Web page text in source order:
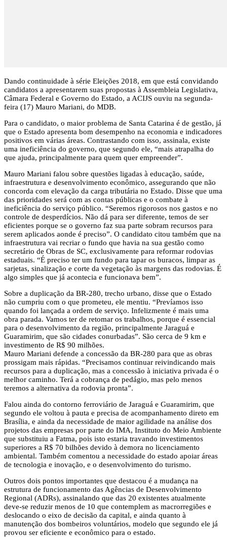
Dando continuidade à série Eleições 2018, em que está convidando
candidatos a apresentarem suas propostas à Assembleia Legislativa,
Câmara Federal e Governo do Estado, a ACIJS ouviu na segunda-
feira (17) Mauro Mariani, do MDB.
Para o candidato, o maior problema de Santa Catarina é de gestão, já
que o Estado apresenta bom desempenho na economia e indicadores
positivos em várias áreas. Contrastando com isso, assinala, existe
uma ineficiência do governo, que segundo ele, “mais atrapalha do
que ajuda, principalmente para quem quer empreender”.
Mauro Mariani falou sobre questões ligadas à educação, saúde,
infraestrutura e desenvolvimento econômico, assegurando que não
concorda com elevação da carga tributária no Estado. Disse que uma
das prioridades será com as contas públicas e o combate à
ineficiência do serviço público. “Seremos rigorosos nos gastos e no
controle de desperdícios. Não dá para ser diferente, temos de ser
eficientes porque se o governo faz sua parte sobram recursos para
serem aplicados aonde é preciso”. O candidato citou também que na
infraestrutura vai recriar o fundo que havia na sua gestão como
secretário de Obras de SC, exclusivamente para reformar rodovias
estaduais. “É preciso ter um fundo para tapar os buracos, limpar as
sarjetas, sinalização e corte da vegetação às margens das rodovias. É
algo simples que já acontecia e funcionava bem”.
Sobre a duplicação da BR-280, trecho urbano, disse que o Estado
não cumpriu com o que prometeu, ele mentiu. “Prevíamos isso
quando foi lançada a ordem de serviço. Infelizmente é mais uma
obra parada. Vamos ter de retomar os trabalhos, porque é essencial
para o desenvolvimento da região, principalmente Jaraguá e
Guaramirim, que são cidades conurbadas”. São cerca de 9 km e
investimento de R$ 90 milhões.
Mauro Mariani defende a concessão da BR-280 para que as obras
prossigam mais rápidas. “Precisamos continuar reivindicando mais
recursos para a duplicação, mas a concessão à iniciativa privada é o
melhor caminho. Terá a cobrança de pedágio, mas pelo menos
teremos a alternativa da rodovia pronta”.
Falou ainda do contorno ferroviário de Jaraguá e Guaramirim, que
segundo ele voltou à pauta e precisa de acompanhamento direto em
Brasília, e ainda da necessidade de maior agilidade na análise dos
projetos das empresas por parte do IMA, Instituto do Meio Ambiente
que substituiu a Fatma, pois isto estaria travando investimentos
superiores a R$ 70 bilhões devido à demora no licenciamento
ambiental. Também comentou a necessidade do estado apoiar áreas
de tecnologia e inovação, e o desenvolvimento do turismo.
Outros dois pontos importantes que destacou é a mudança na
estrutura de funcionamento das Agências de Desenvolvimento
Regional (ADRs), assinalando que das 20 existentes atualmente
deve-se reduzir menos de 10 que contemplem as macrorregiões e
deslocando o eixo de decisão da capital, e ainda quanto à
manutenção dos bombeiros voluntários, modelo que segundo ele já
provou ser eficiente e econômico para o estado.